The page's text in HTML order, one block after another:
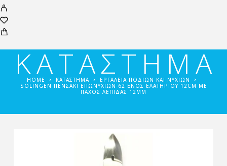
ΚΑΤΑΣΤΗΜΑ
HOME ΚΑΤΑΣΤΗΜΑ
ΕΡΓΑΛΕΊΑ ΠΟΔΙΏΝ ΚΑΙ ΝΥΧΙΏΝ
SOLINGEN ΠΕΝΣΆΚΙ ΕΠΩΝΥΧΊΩΝ 62 ΕΝΌΣ ΕΛΑΤΗΡΊΟΥ 12CM ΜΕ
ΠΆΧΟΣ ΛΕΠΊΔΑΣ 12MM